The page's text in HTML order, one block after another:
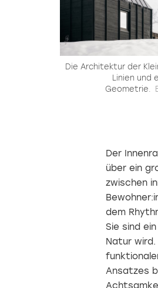
Die Architektur der
Linien und
Geometrie.
Der
über ein
zwischen
dem
Sie sind
Natur
Ansatzes